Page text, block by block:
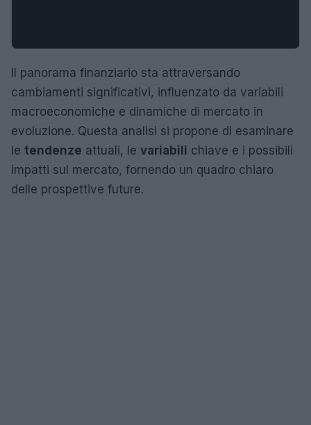
Il panorama finanziario sta attraversando
cambiamenti significativi, influenzato da variabili
macroeconomiche e dinamiche di mercato in
evoluzione. Questa analisi si propone di esaminare
le tendenze attuali, le variabili chiave e i possibili
impatti sul mercato, fornendo un quadro chiaro
delle prospettive future.